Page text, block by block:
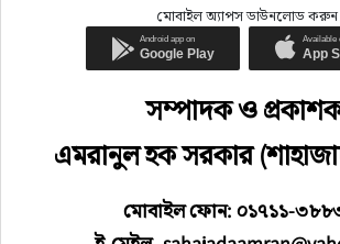
মোবাইল অ্যাপস ডাউনলোড করুন
সম্পাদক ও
এমরানুল হক সরকার
মোবাইল ফোন: ০১৭১১-